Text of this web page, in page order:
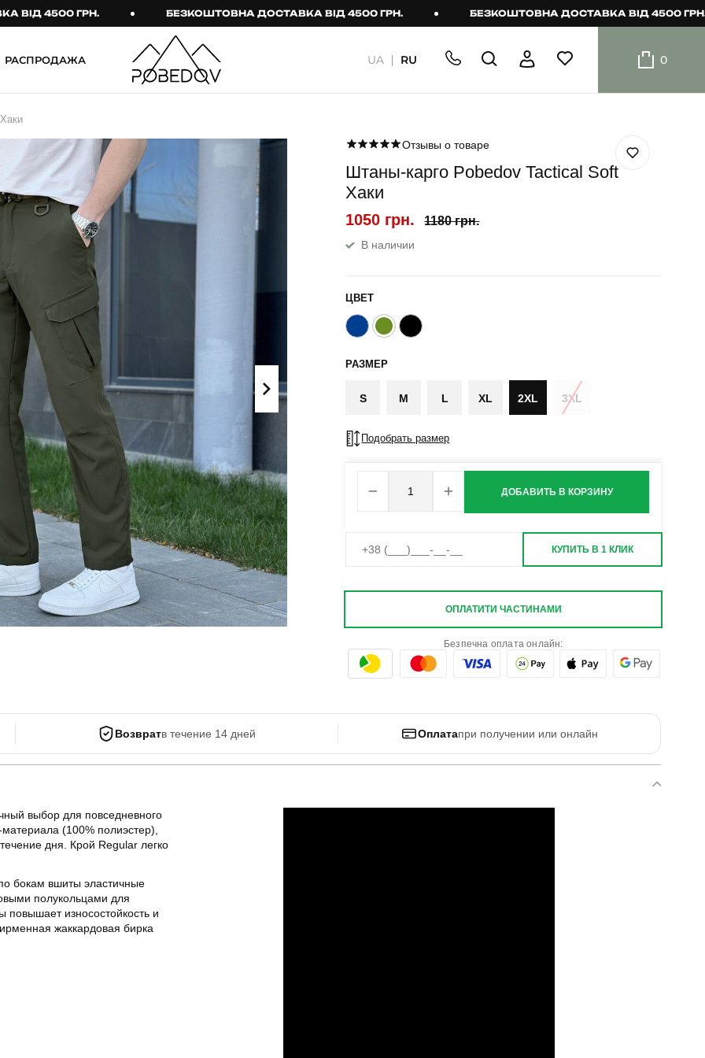
ГРН. БЕЗКОШТОВНА ДОСТАВКА ВІД 4500 ГРН. БЕЗКОШТОВНА ДОСТАВКА ВІД 4500 ГРН.
Джогери
Карго
Спортивні штани
Лосины
КОМПЛЕКТИ
Куртка й штани
Літні комплекти
Комбінезони
Спортивні
костюми
Кежуал
Тактичний жіночий
Тактичний чоловічий
одяг
Сорочки
Майка
ХУДІ, СВІТШОТИ, СВЕТРИ
Кофти
Светри
Світшоти
Худі
Боди
шорти
Шорти
РАСПРОДАЖА UA RU 0
Отзывы о товаре
Штаны-карго Pobedov Tactical Soft
Хаки
1050 грн. 1180 грн.
В наличии
ЦВЕТ
РАЗМЕР
S M L XL 2XL 3XL
Подобрать размер
ДОБАВИТЬ В КОРЗИНУ
КУПИТЬ В 1 КЛИК
ОПЛАТИТИ ЧАСТИНАМИ
Безпечна оплата онлайн:
Возвратв течение 14 дней Оплатапри получении или онлайн
выбор для повседневного
(100% полиэстер),
дня. Крой Regular легко
бокам вшиты эластичные
полукольцами для
повышает износостойкость и
жаккардовая бирка